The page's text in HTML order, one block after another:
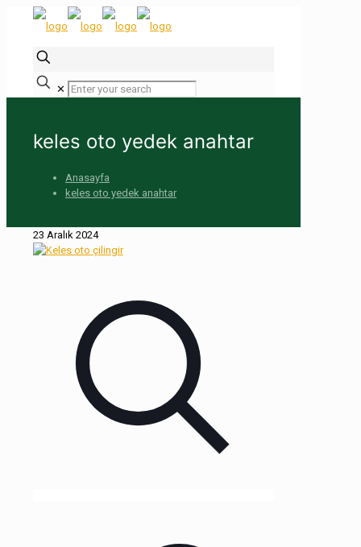
✕
keles oto yedek anahtar
Anasayfa
keles oto yedek anahtar
23 Aralık 2024